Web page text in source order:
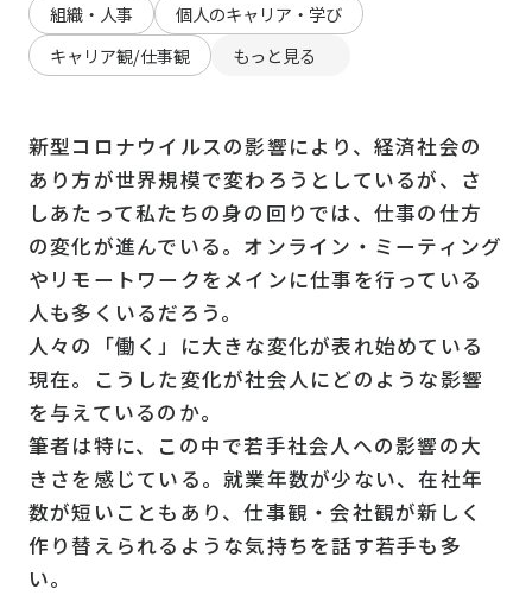
組織・人事
個人のキャリア・学び
キャリア観/仕事観
もっと見る
新型コロナウイルスの影響により、経済社会の
あり方が世界規模で変わろうとしているが、さ
しあたって私たちの身の回りでは、仕事の仕方
の変化が進んでいる。オンライン・ミーティング
やリモートワークをメインに仕事を行っている
人も多くいるだろう。
人々の「働く」に大きな変化が表れ始めている
現在。こうした変化が社会人にどのような影響
を与えているのか。
筆者は特に、この中で若手社会人への影響の大
きさを感じている。就業年数が少ない、在社年
数が短いこともあり、仕事観・会社観が新しく
作り替えられるような気持ちを話す若手も多
い。